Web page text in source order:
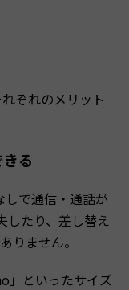
ぞれのメリット
る
で通信・通話が
したり、差し替え
りません。
」といったサイズ